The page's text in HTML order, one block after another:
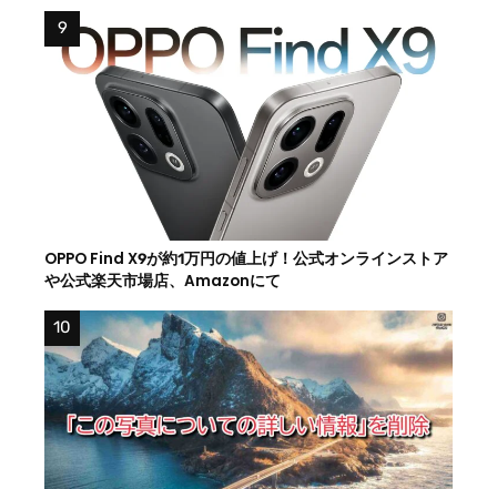
OPPO Find X9が約1万円の値上げ！公式オンラインストア
や公式楽天市場店、Amazonにて